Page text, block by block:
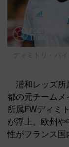
ディミトリ・パ
浦和レッズ所
都の元チーム
所属FWディミ
が浮上。欧州
性がフランス国